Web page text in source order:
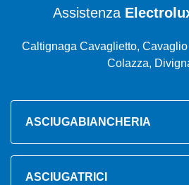
Assistenza
Caltignaga Cavaglietto,
Colazza,
ASCIUGABIANCHERIA
ASCIUGATRICI